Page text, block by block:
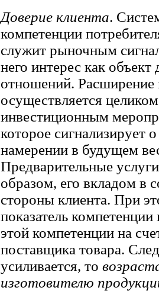
Доверие клиента.
компетенции
служит рыночным
него интерес как
отношений. Расширение
осуществляется
инвестиционным
которое сигнализирует
намерении в будущем
Предварительные
образом, его вкладом в
стороны клиента. При
показатель компетенции
этой компетенции на
поставщика товара.
усиливается, то
изготовителю